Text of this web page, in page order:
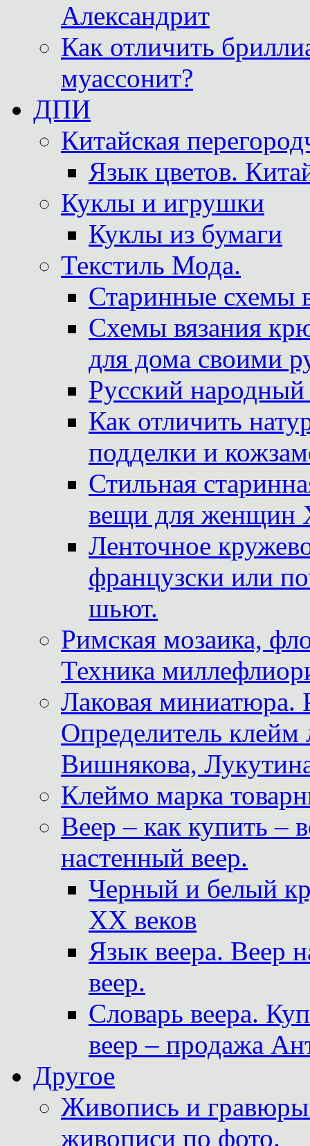
Александрит
Как отличить
муассонит?
ДПИ
Китайская
Язык цветов.
Куклы и игрушки
Куклы из бумаги
Текстиль Мода.
Старинные схемы
Схемы вязания
для дома своими
Русский
Как отличить
подделки и
Стильная
вещи для женщин
Ленточное
французски или
шьют.
Римская мозаика,
Техника
Лаковая миниатюра.
Определитель
Вишнякова,
Клеймо марка
Веер – как купить –
настенный веер.
Черный и белый
XX веков
Язык веера. Веер
веер.
Словарь веера.
веер – продажа
Другое
Живопись и
живописи по фото.